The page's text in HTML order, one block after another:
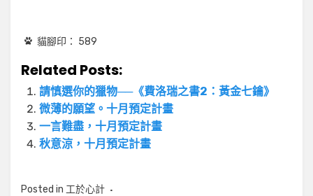
貓腳印： 589
Related Posts:
請慎選你的獵物──《費洛瑞之書2：黃金七鑰》
微薄的願望。十月預定計畫
一言難盡，十月預定計畫
秋意涼，十月預定計畫
Posted in 工於心計